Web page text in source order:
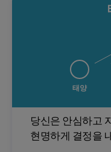
태양
당신은 안심하고
현명하게 결정을